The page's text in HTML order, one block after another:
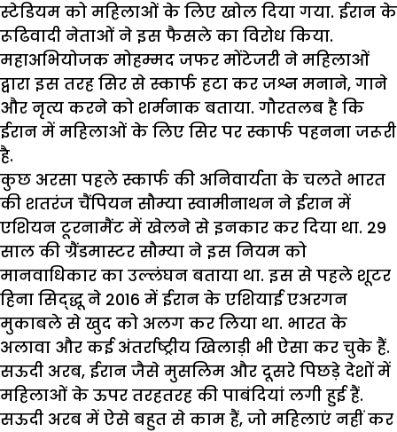
स्टेडियम को महिलाओं के लिए खोल दिया गया. ईरान के
रूढिवादी नेताओं ने इस फैसले का विरोध किया.
महाअभियोजक मोहम्मद जफर मोंटेजरी ने महिलाओं
द्वारा इस तरह सिर से स्कार्फ हटा कर जश्न मनाने, गाने
और नृत्य करने को शर्मनाक बताया. गौरतलब है कि
ईरान में महिलाओं के लिए सिर पर स्कार्फ पहनना जरूरी
है.
कुछ अरसा पहले स्कार्फ की अनिवार्यता के चलते भारत
की शतरंज चैंपियन सौम्या स्वामीनाथन ने ईरान में
एशियन टूरनामैंट में खेलने से इनकार कर दिया था. 29
साल की ग्रैंडमास्टर सौम्या ने इस नियम को
मानवाधिकार का उल्लंघन बताया था. इस से पहले शूटर
हिना सिद्द्धू ने 2016 में ईरान के एशियाई एअरगन
मुकाबले से खुद को अलग कर लिया था. भारत के
अलावा और कई अंतर्राष्ट्रीय खिलाड़ी भी ऐसा कर चुके हैं.
सऊदी अरब, ईरान जैसे मुसलिम और दूसरे पिछड़े देशों में
महिलाओं के ऊपर तरहतरह की पाबंदियां लगी हुई हैं.
सऊदी अरब में ऐसे बहुत से काम हैं, जो महिलाएं नहीं कर